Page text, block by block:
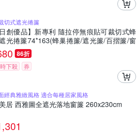
切式遮光捲簾
日創優品】新專利 隨拉停無痕貼可裁切式蜂
光捲簾74*163(蜂巢捲簾/遮光簾/百摺簾/窗
門簾)86折
下殺 券
經典雅緻風格 適合每種居家風格
居 西雅圖全遮光落地窗簾 260x230cm